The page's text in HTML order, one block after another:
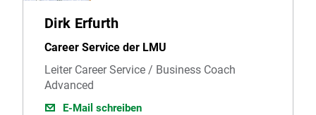
Dirk Erfurth
Career Service der LMU
Leiter Career Service / Business Coach
Advanced
E-Mail schreiben